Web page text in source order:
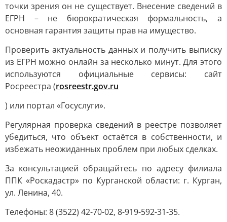
точки зрения он не существует. Внесение сведений в
ЕГРН – не бюрократическая формальность, а
основная гарантия защиты прав на имущество.
Проверить актуальность данных и получить выписку
из ЕГРН можно онлайн за несколько минут. Для этого
используются официальные сервисы: сайт
Росреестра (rosreestr.gov.ru
) или портал «Госуслуги».
Регулярная проверка сведений в реестре позволяет
убедиться, что объект остаётся в собственности, и
избежать неожиданных проблем при любых сделках.
За консультацией обращайтесь по адресу филиала
ППК «Роскадастр» по Курганской области: г. Курган,
ул. Ленина, 40.
Телефоны: 8 (3522) 42-70-02, 8-919-592-31-35.